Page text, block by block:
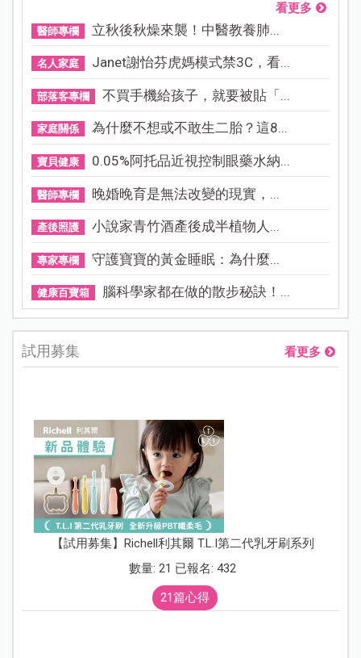
看更多
醫師專欄 立秋後秋燥來襲！中醫教養肺...
名人家庭 Janet謝怡芬虎媽模式禁3C，看...
部落客專欄 不買手機給孩子，就要被貼「...
家庭關係 為什麼不想或不敢生二胎？這8...
寶貝健康 0.05%阿托品近視控制眼藥水納...
醫師專欄 晚婚晚育是無法改變的現實，...
產後照護 小說家青竹酒產後成半植物人...
專家專欄 守護寶寶的黃金睡眠：為什麼...
健康百寶箱 腦科學家都在做的散步秘訣！...
試用募集 看更多
【試用募集】Richell利其爾 T.L.I第二代乳牙刷系列
數量: 21 已報名: 432
21篇心得